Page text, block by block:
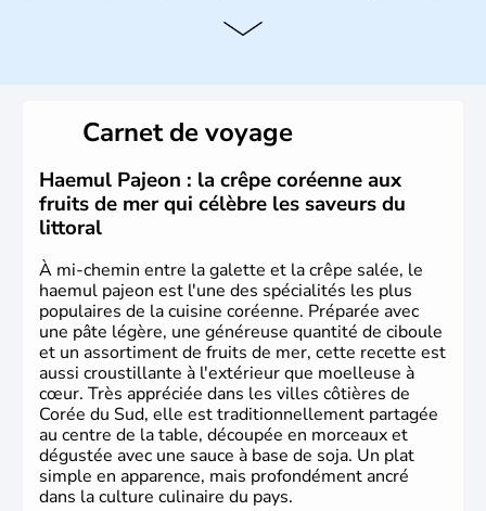
Histoire et administration
christianisme et le bouddhisme en sont les deux
principales religions. Ce pays partage sa culture avec la
Corée du Nord. Les Jeux Olympiques s’y sont déroulés en
1988, de même que la Coupe du Monde de football en
2002, en collaboration avec le Japon.
Carnet de voyage
Haemul Pajeon : la crêpe coréenne aux
fruits de mer qui célèbre les saveurs du
littoral
À mi-chemin entre la galette et la crêpe salée, le
haemul pajeon est l'une des spécialités les plus
populaires de la cuisine coréenne. Préparée avec
une pâte légère, une généreuse quantité de ciboule
et un assortiment de fruits de mer, cette recette est
aussi croustillante à l'extérieur que moelleuse à
cœur. Très appréciée dans les villes côtières de
Corée du Sud, elle est traditionnellement partagée
au centre de la table, découpée en morceaux et
dégustée avec une sauce à base de soja. Un plat
simple en apparence, mais profondément ancré
dans la culture culinaire du pays.